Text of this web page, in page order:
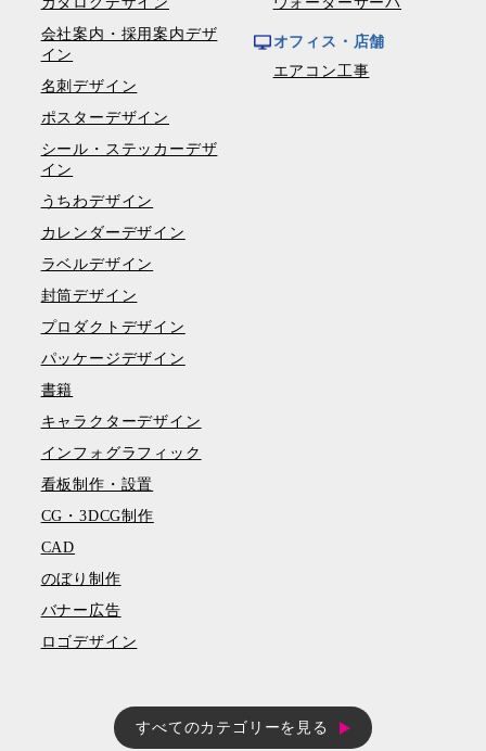
会社案内・採用案内デザ
イン
名刺デザイン
ポスターデザイン
シール・ステッカーデザ
イン
うちわデザイン
カレンダーデザイン
ラベルデザイン
封筒デザイン
プロダクトデザイン
パッケージデザイン
書籍
キャラクターデザイン
インフォグラフィック
看板制作・設置
CG・3DCG制作
CAD
のぼり制作
バナー広告
ロゴデザイン
オフィス・店舗
エアコン工事
すべてのカテゴリーを見る